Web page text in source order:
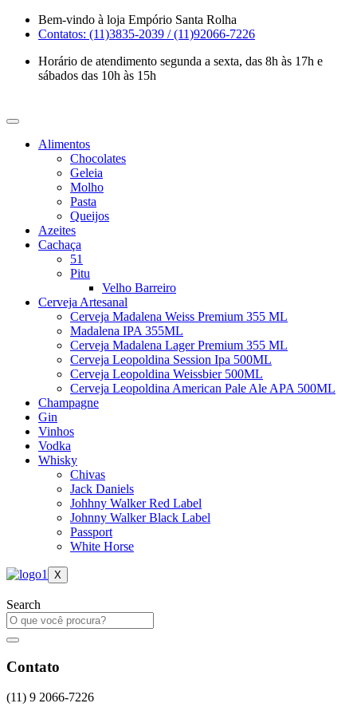
Skip
Bem-vindo à loja Empório Santa Rolha
Contatos: (11)3835-2039 / (11)92066-7226
Horário de atendimento segunda a sexta, das 8h às 17h e
sábados das 10h às 15h
Alimentos
Chocolates
Geleia
Molho
Pasta
Queijos
Azeites
Cachaça
51
Pitu
Velho Barreiro
Cerveja Artesanal
Cerveja Madalena Weiss Premium 355 ML
Madalena IPA 355ML
Cerveja Madalena Lager Premium 355 ML
Cerveja Leopoldina Session Ipa 500ML
Cerveja Leopoldina Weissbier 500ML
Cerveja Leopoldina American Pale Ale APA 500ML
Champagne
Gin
Vinhos
Vodka
Whisky
Chivas
Jack Daniels
Johhny Walker Red Label
Johnny Walker Black Label
Passport
White Horse
X
Search
Contato
(11) 9 2066-7226